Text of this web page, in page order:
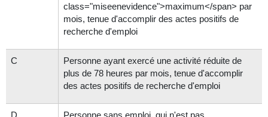
class="miseenevidence">maximum</span> par
mois, tenue d'accomplir des actes positifs de
recherche d'emploi
C
Personne ayant exercé une activité réduite de
plus de 78 heures par mois, tenue d'accomplir
des actes positifs de recherche d'emploi